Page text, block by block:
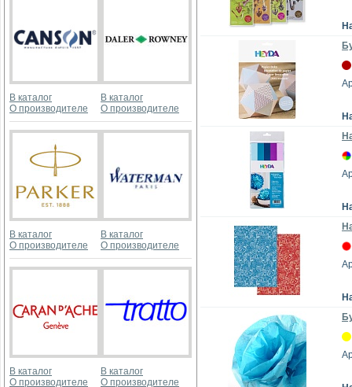
В каталог
О производителе
В каталог
О производителе
В каталог
О производителе
В каталог
О производителе
В каталог
О производителе
В каталог
О производителе